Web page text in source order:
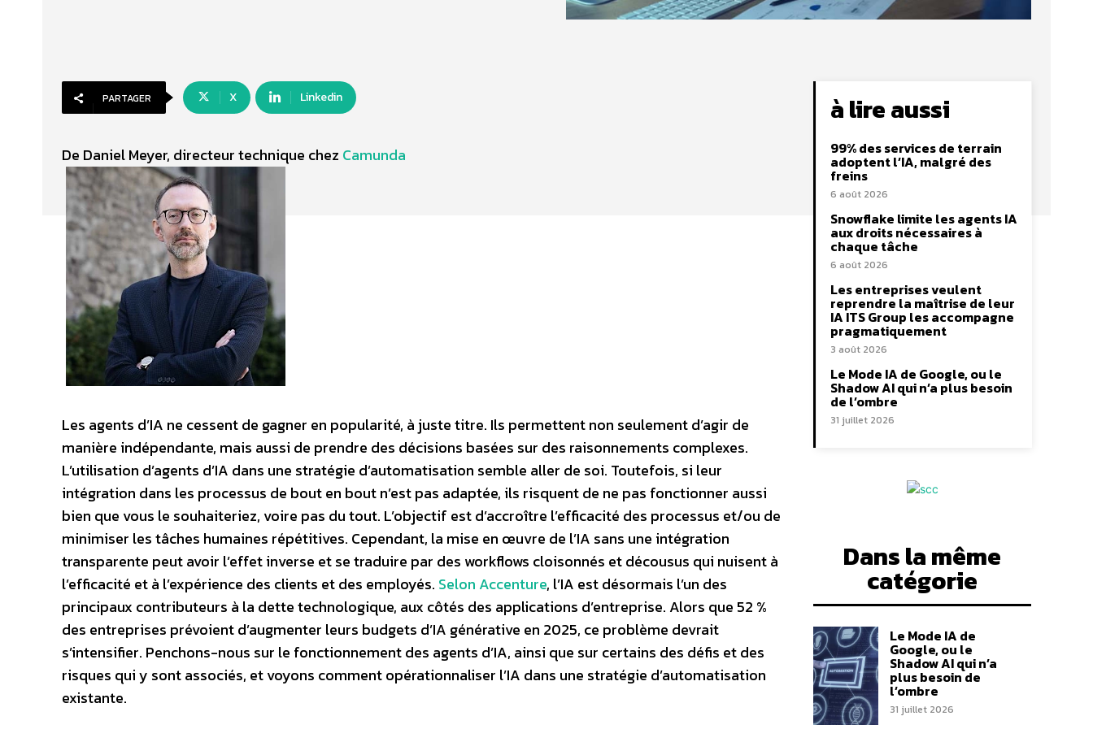
PARTAGER X Linkedin
De Daniel Meyer, directeur technique chez Camunda
Les agents d’IA ne cessent de gagner en popularité, à juste titre. Ils permettent non seulement d’agir de
manière indépendante, mais aussi de prendre des décisions basées sur des raisonnements complexes.
L’utilisation d’agents d’IA dans une stratégie d’automatisation semble aller de soi. Toutefois, si leur
intégration dans les processus de bout en bout n’est pas adaptée, ils risquent de ne pas fonctionner aussi
bien que vous le souhaiteriez, voire pas du tout. L’objectif est d’accroître l’efficacité des processus et/ou de
minimiser les tâches humaines répétitives. Cependant, la mise en œuvre de l’IA sans une intégration
transparente peut avoir l’effet inverse et se traduire par des workflows cloisonnés et décousus qui nuisent à
l’efficacité et à l’expérience des clients et des employés. Selon Accenture, l’IA est désormais l’un des
principaux contributeurs à la dette technologique, aux côtés des applications d’entreprise. Alors que 52 %
des entreprises prévoient d’augmenter leurs budgets d’IA générative en 2025, ce problème devrait
s’intensifier. Penchons-nous sur le fonctionnement des agents d’IA, ainsi que sur certains des défis et des
risques qui y sont associés, et voyons comment opérationnaliser l’IA dans une stratégie d’automatisation
existante.
à lire aussi
99% des services de terrain
adoptent l’IA, malgré des
freins
6 août 2026
Snowflake limite les agents IA
aux droits nécessaires à
chaque tâche
6 août 2026
Les entreprises veulent
reprendre la maîtrise de leur
IA ITS Group les accompagne
pragmatiquement
3 août 2026
Le Mode IA de Google, ou le
Shadow AI qui n’a plus besoin
de l’ombre
31 juillet 2026
Dans la même
catégorie
Le Mode IA de
Google, ou le
Shadow AI qui n’a
plus besoin de
l’ombre
31 juillet 2026